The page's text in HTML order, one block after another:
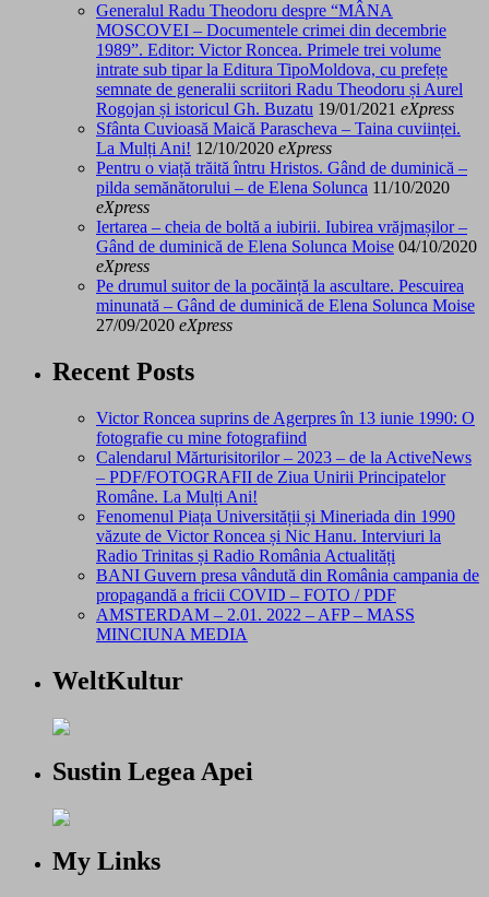
Generalul Radu Theodoru despre “MÂNA
MOSCOVEI – Documentele crimei din decembrie
1989”. Editor: Victor Roncea. Primele trei volume
intrate sub tipar la Editura TipoMoldova, cu prefețe
semnate de generalii scriitori Radu Theodoru și Aurel
Rogojan și istoricul Gh. Buzatu 19/01/2021 eXpress
Sfânta Cuvioasă Maică Parascheva – Taina cuviinței.
La Mulți Ani! 12/10/2020 eXpress
Pentru o viață trăită întru Hristos. Gând de duminică –
pilda semănătorului – de Elena Solunca 11/10/2020
eXpress
Iertarea – cheia de boltă a iubirii. Iubirea vrăjmașilor –
Gând de duminică de Elena Solunca Moise 04/10/2020
eXpress
Pe drumul suitor de la pocăință la ascultare. Pescuirea
minunată – Gând de duminică de Elena Solunca Moise
27/09/2020 eXpress
Recent Posts
Victor Roncea suprins de Agerpres în 13 iunie 1990: O
fotografie cu mine fotografiind
Calendarul Mărturisitorilor – 2023 – de la ActiveNews
– PDF/FOTOGRAFII de Ziua Unirii Principatelor
Române. La Mulți Ani!
Fenomenul Piața Universității și Mineriada din 1990
văzute de Victor Roncea și Nic Hanu. Interviuri la
Radio Trinitas și Radio România Actualități
BANI Guvern presa vândută din România campania de
propagandă a fricii COVID – FOTO / PDF
AMSTERDAM – 2.01. 2022 – AFP – MASS
MINCIUNA MEDIA
WeltKultur
Sustin Legea Apei
My Links